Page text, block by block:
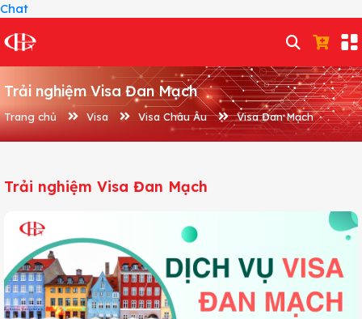
Chat
Trải nghiệm Visa Đan Mạch
Trang chủ Visa Visa Châu Âu Visa Đan Mạch
Trải nghiệm Visa Đan Mạch